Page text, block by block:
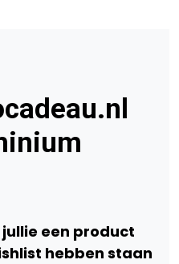
een product
hebben staan